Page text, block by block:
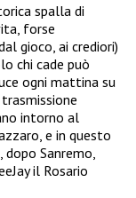
spalla di
forse
gioco, ai crediori)
chi cade può
ogni mattina su
intorno al
e in questo
Sanremo,
il Rosario